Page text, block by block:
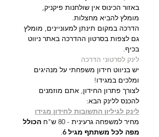
באזור הכינוס אין שולחנות פיקניק,
מומלץ להביא מחצלות.
הדרכה במקום תינתן למעוניינים, מומלץ
גם לצפות בסרטון ההדרכה באתר ניווט
בכיף.
לינק לסרטוני הדרכה
יש בניווט חידון משפחתי על מנהיגים
ומלכים במגידו!
לצורך פתרון החידון, אתם מוזמנים
להכנס ללינק הבא:
לינק לגיליון התשובות לחידון מגידו
מחיר למשפחה גרעינית - 80 ש"ח
הכולל
מפה לכל משתתף מגיל 6 .